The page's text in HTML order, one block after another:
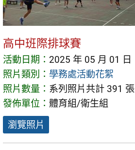
高中班際排球賽
活動日期： 2025 年 05 月 01 日
照片類別： 學務處活動花絮
照片數量： 系列照片共計 391 張
發佈單位： 體育組/衛生組
瀏覽照片